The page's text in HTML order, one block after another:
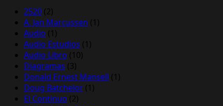
2520 (2)
A. Jan Marcussen (1)
Audio (1)
Audio Estudios (1)
Audio Libro (10)
Diagramas (3)
Donald Ernest Mansell (1)
Doug Batchelor (1)
El Continuo (2)